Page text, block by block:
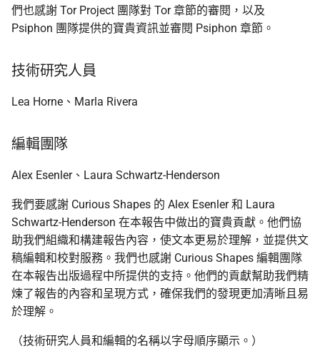
們也感謝 Tor Project 團隊對 Tor 章節的審閱，以及
Psiphon 團隊提供的寶貴資訊並審閱 Psiphon 章節。
技術研究人員
Lea Horne、Marla Rivera
編輯團隊
Alex Esenler、Laura Schwartz-Henderson
我們要感謝 Curious Shapes 的 Alex Esenler 和 Laura
Schwartz-Henderson 在本報告中做出的寶貴貢獻。他們協
助我們組織和構建報告內容，使文本更易於理解，並提供文
稿編輯和校對服務。我們也感謝 Curious Shapes 編輯團隊
在本報告出版過程中所提供的支持。他們的貢獻幫助我們精
煉了報告的內容和呈現方式，確保我們的發現更加清晰且易
於理解。
（技術研究人員和編輯的名稱以字母順序顯示。）